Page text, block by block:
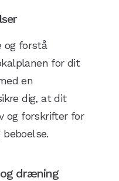
og forstå
for dit
en
dig, at dit
og forskrifter for
og dræning